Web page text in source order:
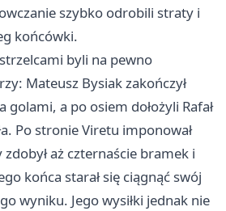
szybko odrobili straty i
końcówki.
byli na pewno
Mateusz Bysiak zakończył
golami, a po osiem dołożyli Rafał
Po stronie Viretu imponował
aż czternaście bramek i
końca starał się ciągnąć swój
wyniku. Jego wysiłki jednak nie